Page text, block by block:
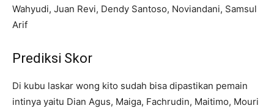
Wahyudi, Juan Revi, Dendy Santoso, Noviandani, Samsul
Arif
Prediksi Skor
Di kubu laskar wong kito sudah bisa dipastikan pemain
intinya yaitu Dian Agus, Maiga, Fachrudin, Maitimo, Mouri